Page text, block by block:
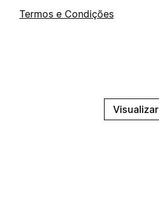
Termos e Condições
Visualizar